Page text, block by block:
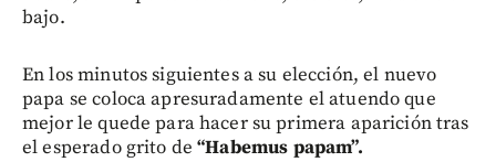
bajo.
En los minutos siguientes a su elección, el nuevo
papa se coloca apresuradamente el atuendo que
mejor le quede para hacer su primera aparición tras
el esperado grito de “Habemus papam”.